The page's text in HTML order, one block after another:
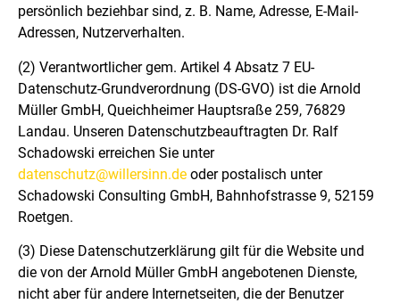
persönlich beziehbar sind, z. B. Name, Adresse, E-Mail-
Adressen, Nutzerverhalten.
(2) Verantwortlicher gem. Artikel 4 Absatz 7 EU-
Datenschutz-Grundverordnung (DS-GVO) ist die Arnold
Müller GmbH, Queichheimer Hauptsraße 259, 76829
Landau. Unseren Datenschutzbeauftragten Dr. Ralf
Schadowski erreichen Sie unter
datenschutz@willersinn.de oder postalisch unter
Schadowski Consulting GmbH, Bahnhofstrasse 9, 52159
Roetgen.
(3) Diese Datenschutzerklärung gilt für die Website und
die von derArnold Müller GmbH angebotenen Dienste,
nicht aber für andere Internetseiten, die der Benutzer